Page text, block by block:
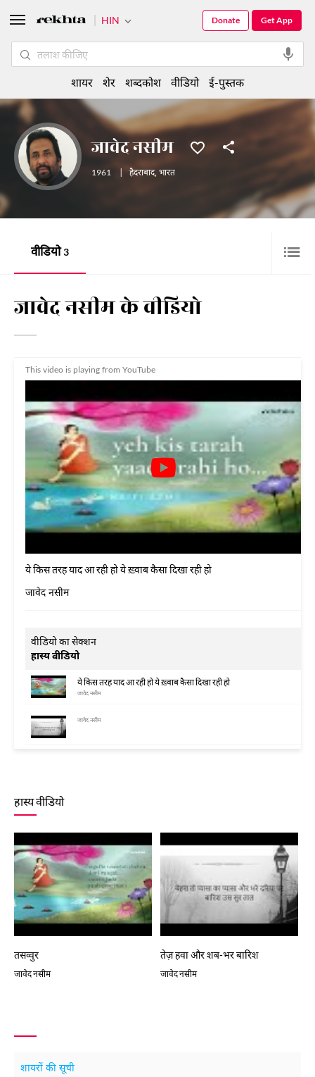
जावेद नसीम
1961 हैदराबाद, भारत
वीडियो 3
जावेद नसीम के वीडियो
This video is playing from YouTube
ये किस तरह याद आ रही हो ये ख़्वाब कैसा दिखा रही हो
जावेद नसीम
वीडियो का सेक्शन
हास्य वीडियो
ये किस तरह याद आ रही हो ये ख़्वाब कैसा दिखा रही हो
जावेद नसीम
जावेद नसीम
हास्य वीडियो
तसव्वुर
जावेद नसीम
तेज़ हवा और शब-भर बारिश
जावेद नसीम
शायरों की सूची
HIN Get App
Donate
शायर शेर शब्दकोश वीडियो ई-पुस्तक